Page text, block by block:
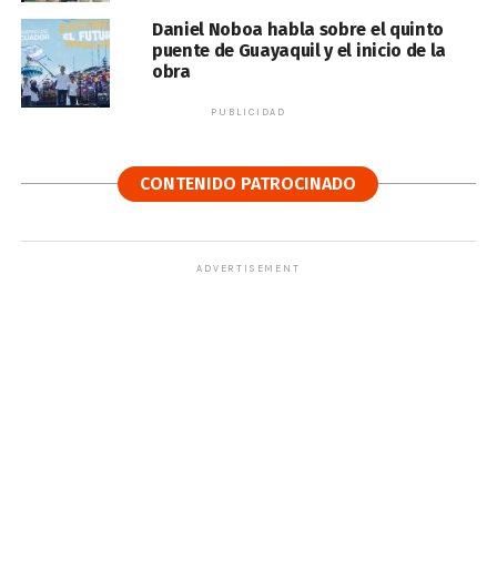
Daniel Noboa habla sobre el quinto
puente de Guayaquil y el inicio de la
obra
PUBLICIDAD
CONTENIDO PATROCINADO
ADVERTISEMENT